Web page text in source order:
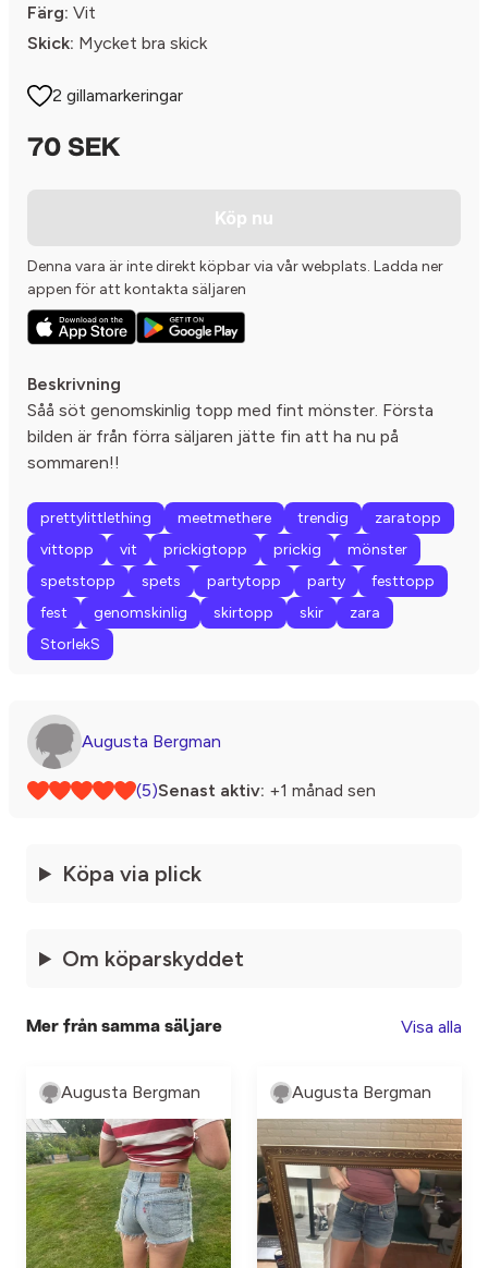
Färg: Vit
Skick: Mycket bra skick
2 gillamarkeringar
70 SEK
Köp nu
Denna vara är inte direkt köpbar via vår webplats. Ladda ner
appen för att kontakta säljaren
Beskrivning
Såå söt genomskinlig topp med fint mönster. Första
bilden är från förra säljaren jätte fin att ha nu på
sommaren!!
prettylittlething meetmethere trendig
zaratopp
vittopp
vit prickigtopp prickig
mönster
spetstopp
spets partytopp party
festtopp
fest
genomskinlig skirtopp skir
zara
StorlekS
Augusta Bergman
(5)Senast aktiv: +1 månad sen
Köpa via plick
Om köparskyddet
Mer från samma säljare Visa alla
Augusta Bergman Augusta Bergman